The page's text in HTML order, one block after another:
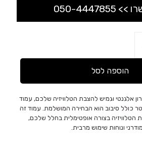
4447855
הוספה לסל
אלגנטי וגמיש להצבת הטלוויזיה שלכם, עמוד
בגובה 1.5 מטר כולל סיבוב הוא הבחירה המושלמת. עמוד זה
בצורה אופטימלית בחלל שלכם,
ונוחות שימוש מרבית.